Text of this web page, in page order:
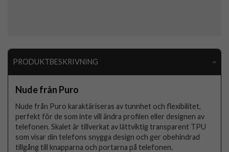
PRODUKTBESKRIVNING
Nude från Puro
Nude från Puro karaktäriseras av tunnhet och flexibilitet,
perfekt för de som inte vill ändra profilen eller designen av
telefonen. Skalet är tillverkat av lättviktig transparent TPU
som visar din telefons snygga design och ger obehindrad
tillgång till knapparna och portarna på telefonen.